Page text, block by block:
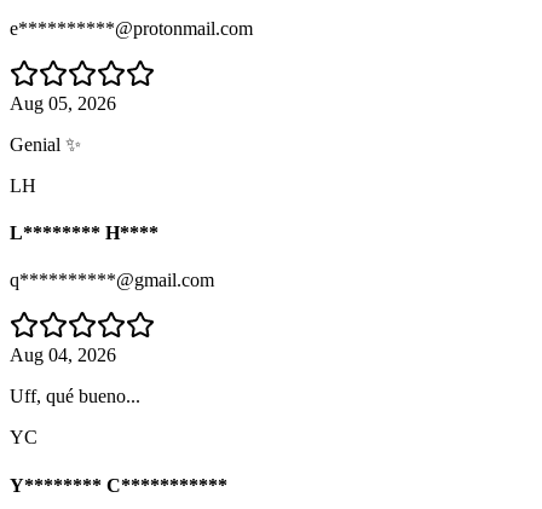
e**********@protonmail.com
Aug 05, 2026
Genial ✨
LH
L******** H****
q**********@gmail.com
Aug 04, 2026
Uff, qué bueno...
YC
Y******** C***********